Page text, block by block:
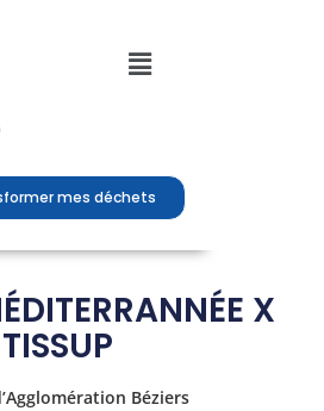
mes déchets
X
TISSUP
Béziers